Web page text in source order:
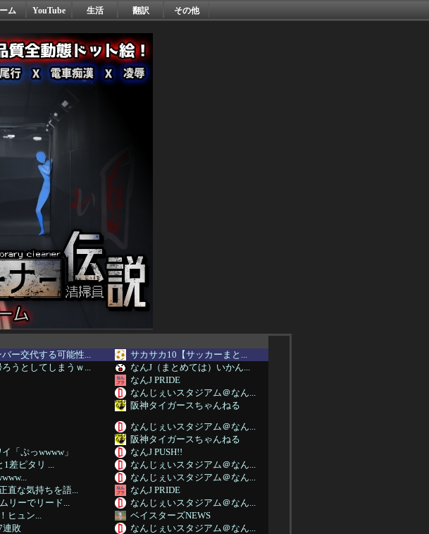
ム YouTube 生活 翻訳 その他
ー交代する可能性...
サカサカ10【サッカーまと...
うとしてしまうｗ...
なんJ（まとめては）いかん...
なんJ PRIDE
なんじぇいスタジアム＠なん...
阪神タイガースちゃんねる
なんじぇいスタジアム＠なん...
阪神タイガースちゃんねる
「ぷっwwww」
なんJ PUSH!!
1差ピタリ ...
なんじぇいスタジアム＠なん...
なんじぇいスタジアム＠なん...
直な気持ちを語...
なんJ PRIDE
リーでリード...
なんじぇいスタジアム＠なん...
ヒュン...
ベイスターズNEWS
連敗
なんじぇいスタジアム＠なん...